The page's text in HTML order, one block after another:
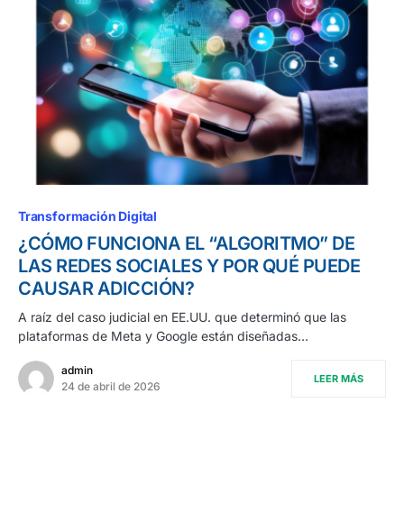
Transformación Digital
¿CÓMO FUNCIONA EL “ALGORITMO” DE
LAS REDES SOCIALES Y POR QUÉ PUEDE
CAUSAR ADICCIÓN?
A raíz del caso judicial en EE.UU. que determinó que las
plataformas de Meta y Google están diseñadas…
admin
24 de abril de 2026
LEER MÁS